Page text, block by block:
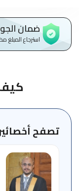
نحن
الشروط
والأحكام
الأساسية
للمنصة
الإرشادي
ضمان
استرجاع المبلغ
تصفح